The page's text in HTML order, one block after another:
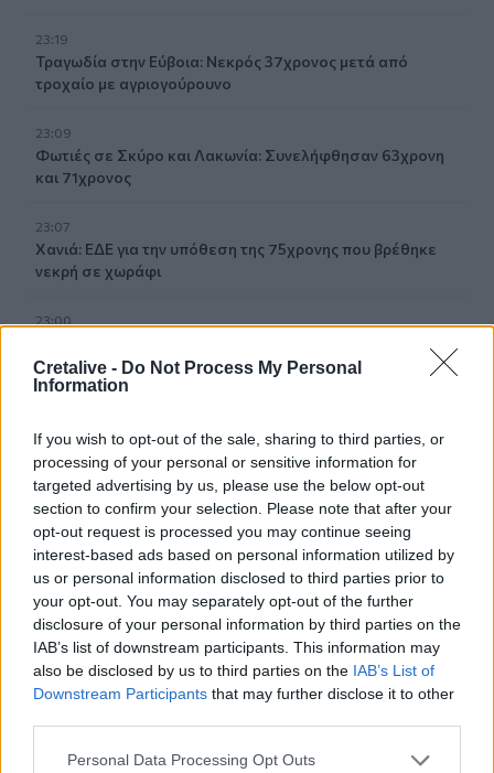
Cretalive - Do Not Process My Personal
Information
If you wish to opt-out of the sale, sharing to third parties, or
processing of your personal or sensitive information for
targeted advertising by us, please use the below opt-out
section to confirm your selection. Please note that after your
opt-out request is processed you may continue seeing
interest-based ads based on personal information utilized by
us or personal information disclosed to third parties prior to
your opt-out. You may separately opt-out of the further
disclosure of your personal information by third parties on the
IAB’s list of downstream participants. This information may
also be disclosed by us to third parties on the IAB’s List of
Downstream Participants that may further disclose it to other
Personal Data Processing Opt Outs
23:19
Τραγωδία στην Εύβοια: Νεκρός 37χρονος μετά από
τροχαίο με αγριογούρουνο
23:09
Φωτιές σε Σκύρο και Λακωνία: Συνελήφθησαν 63χρονη
και 71χρονος
23:07
Χανιά: ΕΔΕ για την υπόθεση της 75χρονης που βρέθηκε
νεκρή σε χωράφι
23:00
βαθμών
Υπόθεση Marfin: Έφθασε στην Ελλάδα η 46χρονη
κατηγορούμενη για εμπρησμό
22:30
Αυτές είναι οι πιο επικίνδυνες εβδομάδες για μεγάλες
πυρκαγιές
22:21
Χρήστος Δάντης: «Δεν περίμενα την αχαριστία, 22 χρόνια
μετά και συνάδελφοι προσπαθούν να ξεχάσουν ότι
έγραψα αυτό το τραγούδι»
Μετρό Θεσσαλονίκης